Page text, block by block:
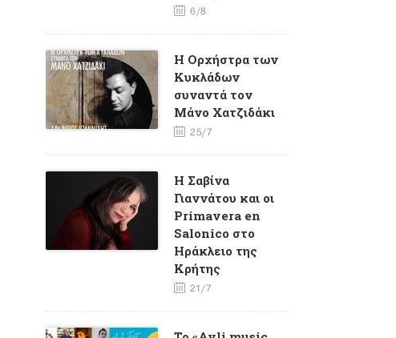
6/8
H Oρχήστρα των
Κυκλάδων
συναντά τον
Μάνο Χατζιδάκι
25/7
Η Σαβίνα
Γιαννάτου και οι
Primavera en
Salonico στο
Ηράκλειο της
Κρήτης
21/7